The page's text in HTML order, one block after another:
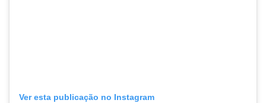
Ver esta publicação no Instagram